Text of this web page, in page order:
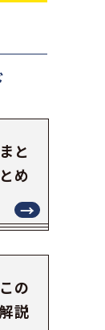
と
め
の
説